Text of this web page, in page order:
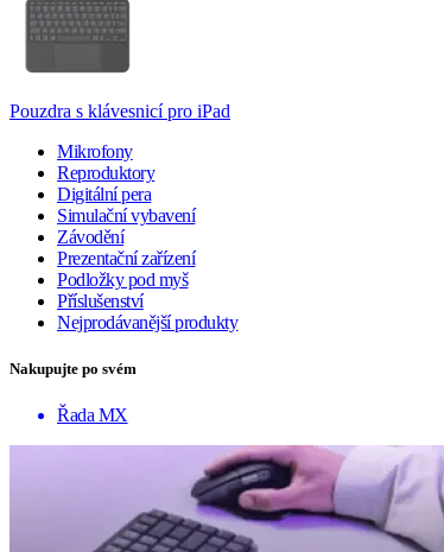
Pouzdra s klávesnicí pro iPad
Mikrofony
Reproduktory
Digitální pera
Simulační vybavení
Závodění
Prezentační zařízení
Podložky pod myš
Příslušenství
Nejprodávanější produkty
Nakupujte po svém
Řada MX